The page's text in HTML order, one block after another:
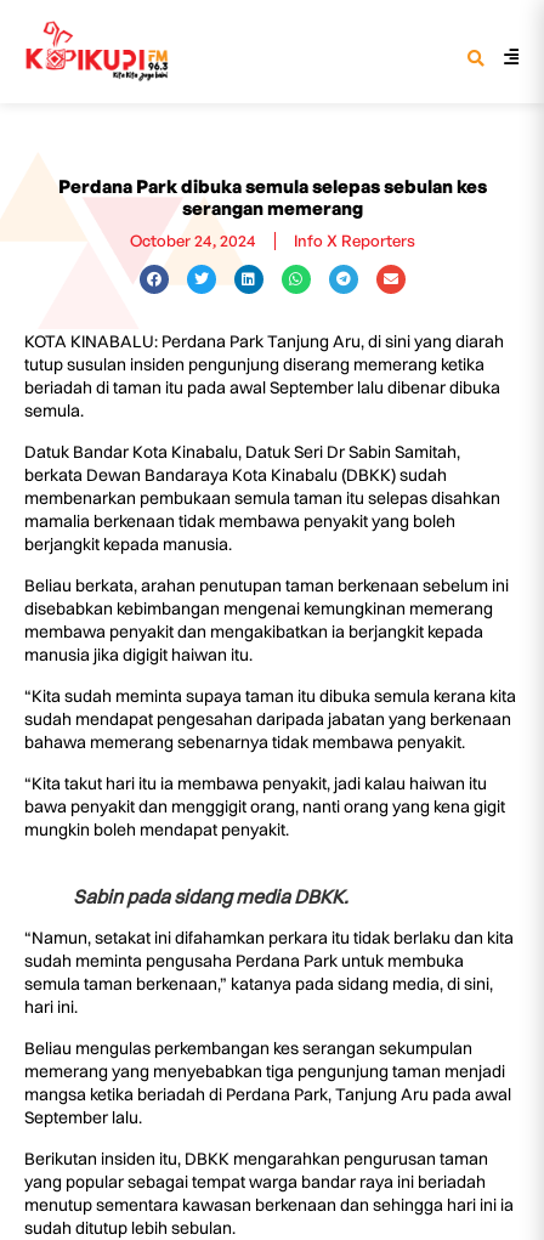
Perdana Park dibuka semula selepas sebulan kes
serangan memerang
October 24, 2024 Info X Reporters
KOTA KINABALU: Perdana Park Tanjung Aru, di sini yang diarah
tutup susulan insiden pengunjung diserang memerang ketika
beriadah di taman itu pada awal September lalu dibenar dibuka
semula.
Datuk Bandar Kota Kinabalu, Datuk Seri Dr Sabin Samitah,
berkata Dewan Bandaraya Kota Kinabalu (DBKK) sudah
membenarkan pembukaan semula taman itu selepas disahkan
mamalia berkenaan tidak membawa penyakit yang boleh
berjangkit kepada manusia.
Beliau berkata, arahan penutupan taman berkenaan sebelum ini
disebabkan kebimbangan mengenai kemungkinan memerang
membawa penyakit dan mengakibatkan ia berjangkit kepada
manusia jika digigit haiwan itu.
“Kita sudah meminta supaya taman itu dibuka semula kerana kita
sudah mendapat pengesahan daripada jabatan yang berkenaan
bahawa memerang sebenarnya tidak membawa penyakit.
“Kita takut hari itu ia membawa penyakit, jadi kalau haiwan itu
bawa penyakit dan menggigit orang, nanti orang yang kena gigit
mungkin boleh mendapat penyakit.
Sabin pada sidang media DBKK.
“Namun, setakat ini difahamkan perkara itu tidak berlaku dan kita
sudah meminta pengusaha Perdana Park untuk membuka
semula taman berkenaan,” katanya pada sidang media, di sini,
hari ini.
Beliau mengulas perkembangan kes serangan sekumpulan
memerang yang menyebabkan tiga pengunjung taman menjadi
mangsa ketika beriadah di Perdana Park, Tanjung Aru pada awal
September lalu.
Berikutan insiden itu, DBKK mengarahkan pengurusan taman
yang popular sebagai tempat warga bandar raya ini beriadah
menutup sementara kawasan berkenaan dan sehingga hari ini ia
sudah ditutup lebih sebulan.